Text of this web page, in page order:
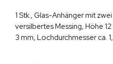
1 Stk., Glas-Anhänger mit
versilbertes Messing, Höhe
3 mm, Lochdurchmesser ca.